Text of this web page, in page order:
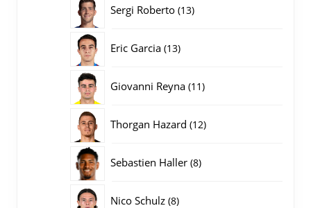
Sergi Roberto 1313
Eric Garcia 1313
Giovanni Reyna 1111
Thorgan Hazard 1212
Sebastien Haller 88
Nico Schulz 88